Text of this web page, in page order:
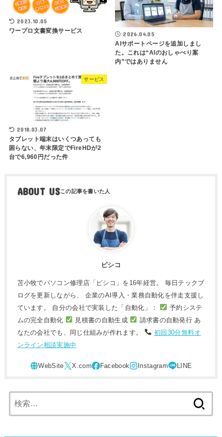
2023.10.05
ワープロ文書変換サービス 2026.04.05
AIサポートページを追加しまし
た。これは“AIのおしゃべり案
内”ではありません
サービス
2018.03.07
タブレット端末はいくつあっても
困らない、年末限定でFireHDが2
台で6,960円だった件
ABOUT US
ピシコ
苫小牧でパソコン修理店「ピシコ」を16年経営。 毎日テックブ
ログを更新しながら、 企業のAI導入・業務自動化を伴走支援し
ています。 自分の会社で実装した「自動化」：
予約システ
ムの完全自動化
見積書の自動生成
請求書の自動発行 あ
なたの会社でも、同じ仕組みが作れます。
初回30分無料オ
ンライン相談実施中
索: